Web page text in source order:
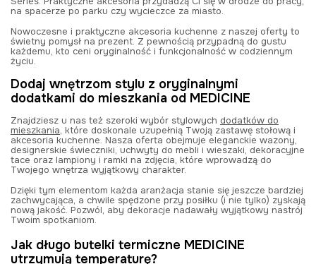
na spacerze po parku czy wycieczce za miasto.
Nowoczesne i praktyczne akcesoria kuchenne z naszej oferty to
świetny pomysł na prezent. Z pewnością przypadną do gustu
każdemu, kto ceni oryginalność i funkcjonalność w codziennym
życiu.
Dodaj wnętrzom stylu z oryginalnymi
dodatkami do mieszkania od MEDICINE
Znajdziesz u nas też szeroki wybór stylowych dodatków do
mieszkania, które doskonale uzupełnią Twoją zastawę stołową i
akcesoria kuchenne. Nasza oferta obejmuje eleganckie wazony,
designerskie świeczniki, uchwyty do mebli i wieszaki, dekoracyjne
tace oraz lampiony i ramki na zdjęcia, które wprowadzą do
Twojego wnętrza wyjątkowy charakter.
Dzięki tym elementom każda aranżacja stanie się jeszcze bardziej
zachwycająca, a chwile spędzone przy posiłku (i nie tylko) zyskają
nową jakość. Pozwól, aby dekoracje nadawały wyjątkowy nastrój
Twoim spotkaniom.
Jak długo butelki termiczne MEDICINE
utrzymują temperaturę?